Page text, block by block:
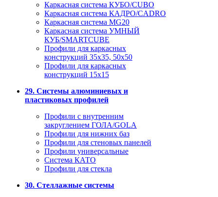
Каркасная система КУБО/CUBO
Каркасная система КАДРО/CADRO
Каркасная система MG20
Каркасная система УМНЫЙ
КУБ/SMARTCUBE
Профили для каркасных
конструкций 35x35, 50x50
Профили для каркасных
конструкций 15х15
29. Системы алюминиевых и
пластиковых профилей
Профили с внутренним
закруглением ГОЛА/GOLA
Профили для нижних баз
Профили для стеновых панелей
Профили универсальные
Система КАТО
Профили для стекла
30. Стеллажные системы